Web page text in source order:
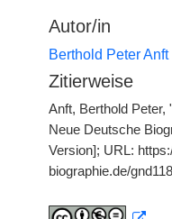
Autor/in
Berthold Peter Anft
Zitierweise
Anft, Berthold Peter,
Neue Deutsche
Version]; URL:
biographie.de/